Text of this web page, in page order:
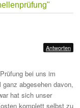
Antworten
bei uns im
abgesehen davon,
hat sich unser
komplett selbst zu